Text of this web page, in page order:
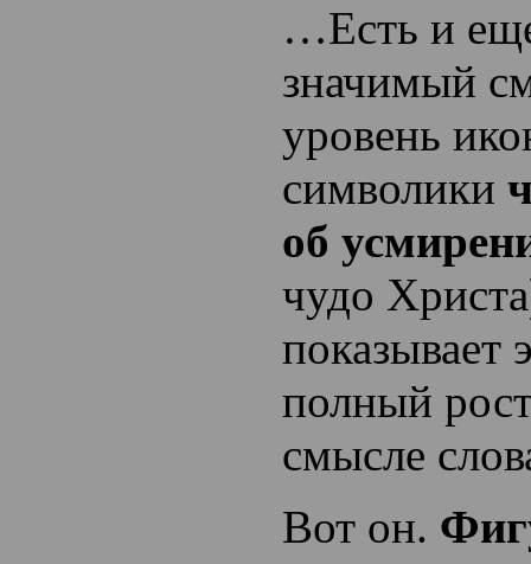
…Есть и
значимый
уровень
символики
об
чудо
показывает
полный
смысле
Вот он.